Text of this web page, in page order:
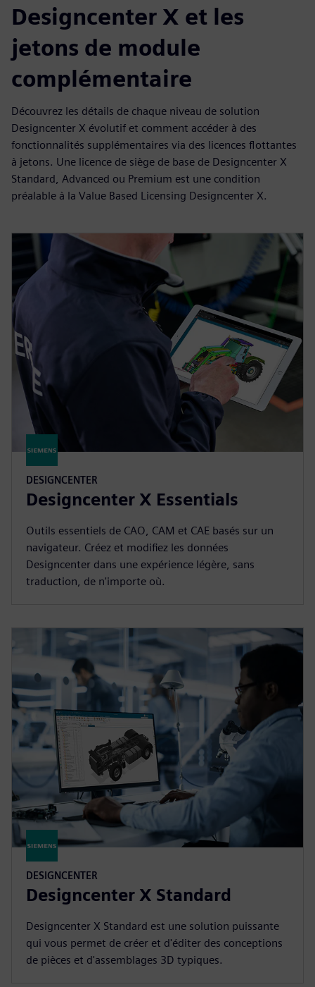
Designcenter X et les
jetons de module
complémentaire
Découvrez les détails de chaque niveau de solution
Designcenter X évolutif et comment accéder à des
fonctionnalités supplémentaires via des licences flottantes
à jetons. Une licence de siège de base de Designcenter X
Standard, Advanced ou Premium est une condition
préalable à la Value Based Licensing Designcenter X.
DESIGNCENTER
Designcenter X Essentials
Outils essentiels de CAO, CAM et CAE basés sur un
navigateur. Créez et modifiez les données
Designcenter dans une expérience légère, sans
traduction, de n'importe où.
DESIGNCENTER
Designcenter X Standard
Designcenter X Standard est une solution puissante
qui vous permet de créer et d'éditer des conceptions
de pièces et d'assemblages 3D typiques.